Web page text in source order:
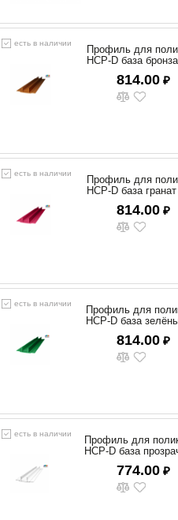
есть в наличии
Профиль для
HCP-D база
814.00 ₽
есть в наличии
Профиль для
HCP-D база
814.00 ₽
есть в наличии
Профиль для
HCP-D база
814.00 ₽
есть в наличии
Профиль для
HCP-D база
774.00 ₽